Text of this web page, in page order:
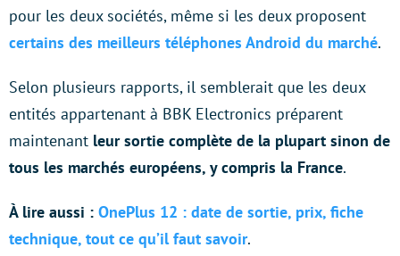
pour les deux sociétés, même si les deux proposent
certains des meilleurs téléphones Android du marché.
Selon plusieurs rapports, il semblerait que les deux
entités appartenant à BBK Electronics préparent
maintenant leur sortie complète de la plupart sinon de
tous les marchés européens, y compris la France.
À lire aussi : OnePlus 12 : date de sortie, prix, fiche
technique, tout ce qu’il faut savoir.